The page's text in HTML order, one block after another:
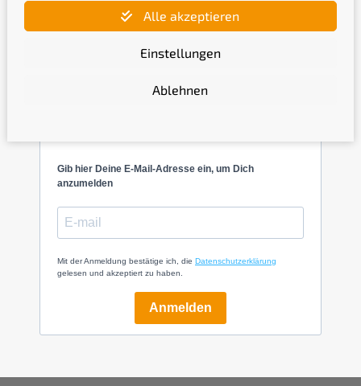
Gib hier Deine E-Mail-Adresse ein, um Dich
anzumelden
Mit der Anmeldung bestätige ich, die Datenschutzerklärung
gelesen und akzeptiert zu haben.
Anmelden
Alle akzeptieren
Einstellungen
Ablehnen